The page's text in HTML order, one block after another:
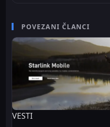
senior video editor na
omogućava da
profesionalno. Sve
na Sajber Sfera portalu
produkcionim
POVEZANI ČLANCI
VESTI